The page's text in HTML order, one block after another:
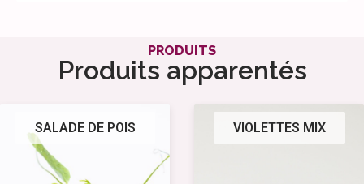
PRODUITS
Produits apparentés
SALADE DE POIS VIOLETTES MIX